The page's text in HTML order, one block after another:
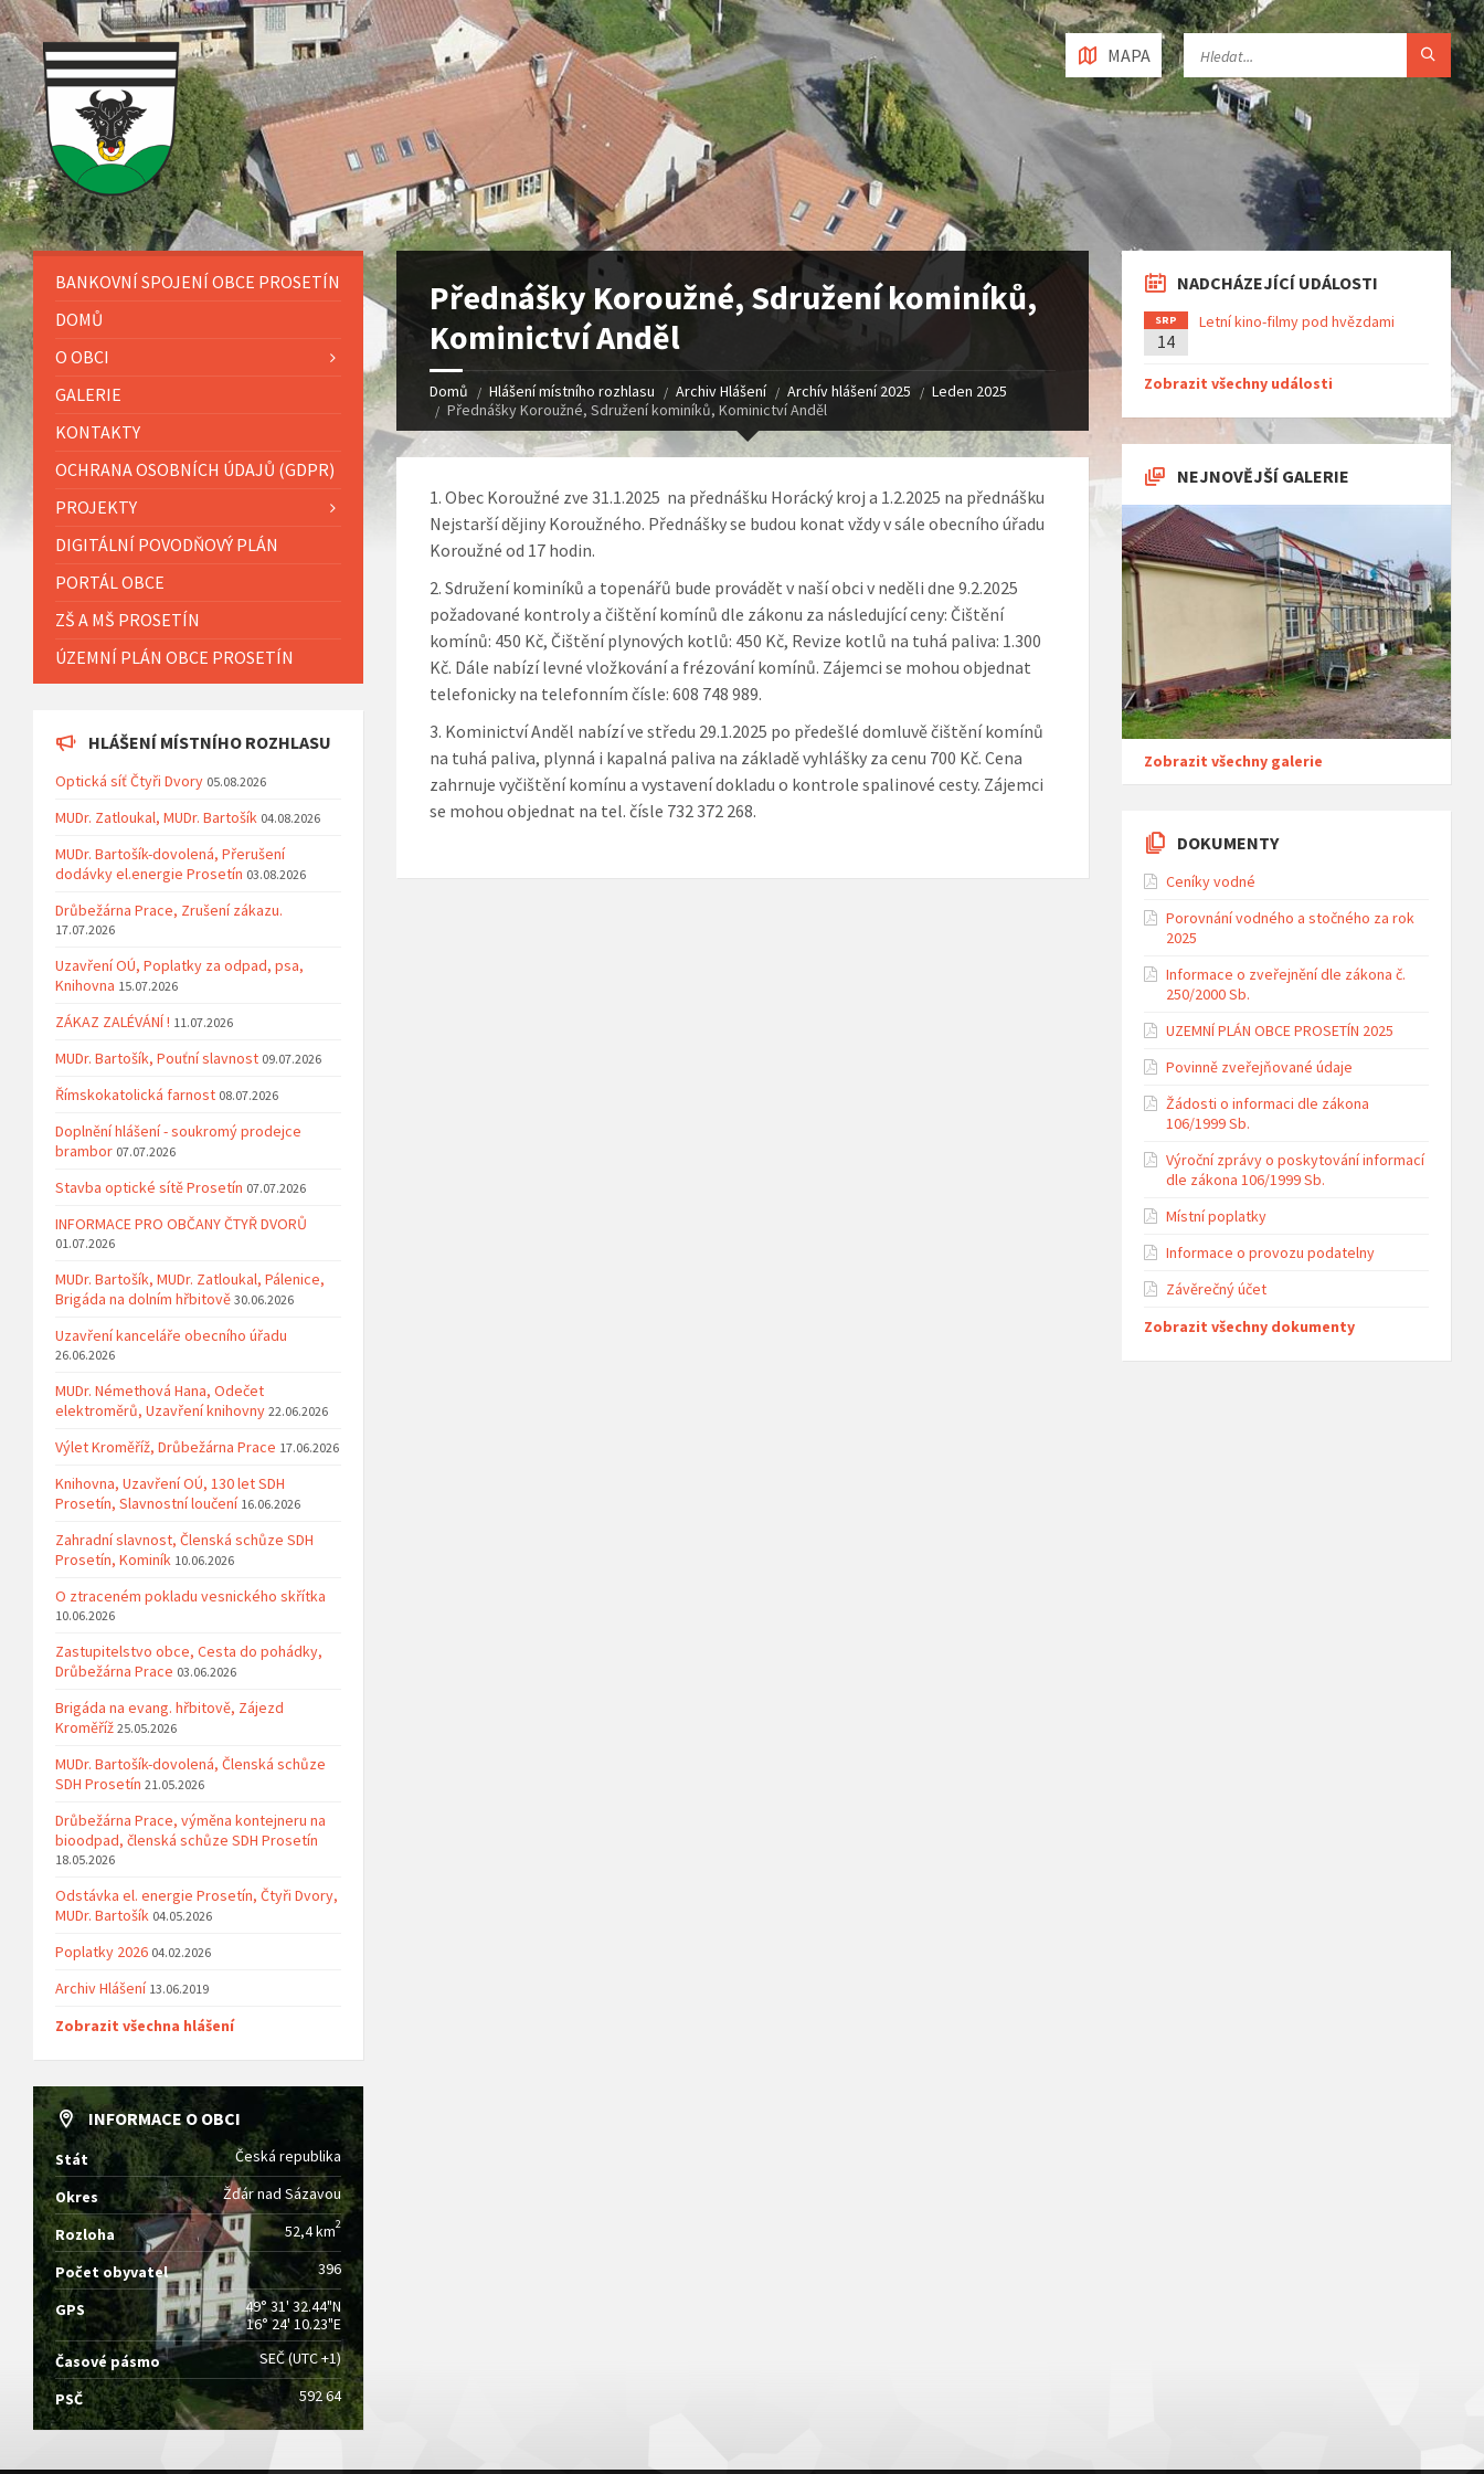
MAPA
Přednášky Koroužné, Sdružení kominíků,
Kominictví Anděl
Domů Hlášení místního rozhlasu Archiv Hlášení Archív hlášení 2025
Leden 2025
Přednášky Koroužné, Sdružení kominíků, Kominictví Anděl
Obec Koroužné zve 31.1.2025 na přednášku Horácký kroj a 1.2.2025 na přednášku
Nejstarší dějiny Koroužného. Přednášky se budou konat vždy v sále obecního úřadu
Koroužné od 17 hodin.
Sdružení kominíků a topenářů bude provádět v naší obci v neděli dne 9.2.2025
požadované kontroly a čištění komínů dle zákonu za následující ceny: Čištění
komínů: 450 Kč, Čištění plynových kotlů: 450 Kč, Revize kotlů na tuhá paliva: 1.300
Kč. Dále nabízí levné vložkování a frézování komínů. Zájemci se mohou objednat
telefonicky na telefonním čísle: 608 748 989.
Kominictví Anděl nabízí ve středu 29.1.2025 po předešlé domluvě čištění komínů
na tuhá paliva, plynná i kapalná paliva na základě vyhlášky za cenu 700 Kč. Cena
zahrnuje vyčištění komínu a vystavení dokladu o kontrole spalinové cesty. Zájemci
se mohou objednat na tel. čísle 732 372 268.
BANKOVNÍ SPOJENÍ OBCE PROSETÍN
DOMŮ
O OBCI
GALERIE
KONTAKTY
OCHRANA OSOBNÍCH ÚDAJŮ (GDPR)
PROJEKTY
DIGITÁLNÍ POVODŇOVÝ PLÁN
PORTÁL OBCE
ZŠ A MŠ PROSETÍN
ÚZEMNÍ PLÁN OBCE PROSETÍN
HLÁŠENÍ MÍSTNÍHO ROZHLASU
Optická síť Čtyři Dvory 05.08.2026
MUDr. Zatloukal, MUDr. Bartošík 04.08.2026
MUDr. Bartošík-dovolená, Přerušení
dodávky el.energie Prosetín 03.08.2026
Drůbežárna Prace, Zrušení zákazu.
17.07.2026
Uzavření OÚ, Poplatky za odpad, psa,
Knihovna 15.07.2026
ZÁKAZ ZALÉVÁNÍ ! 11.07.2026
MUDr. Bartošík, Pouťní slavnost 09.07.2026
Římskokatolická farnost 08.07.2026
Doplnění hlášení - soukromý prodejce
brambor 07.07.2026
Stavba optické sítě Prosetín 07.07.2026
INFORMACE PRO OBČANY ČTYŘ DVORŮ
01.07.2026
MUDr. Bartošík, MUDr. Zatloukal, Pálenice,
Brigáda na dolním hřbitově 30.06.2026
Uzavření kanceláře obecního úřadu
26.06.2026
MUDr. Némethová Hana, Odečet
elektroměrů, Uzavření knihovny 22.06.2026
Výlet Kroměříž, Drůbežárna Prace 17.06.2026
Knihovna, Uzavření OÚ, 130 let SDH
Prosetín, Slavnostní loučení 16.06.2026
Zahradní slavnost, Členská schůze SDH
Prosetín, Kominík 10.06.2026
O ztraceném pokladu vesnického skřítka
10.06.2026
Zastupitelstvo obce, Cesta do pohádky,
Drůbežárna Prace 03.06.2026
Brigáda na evang. hřbitově, Zájezd
Kroměříž 25.05.2026
MUDr. Bartošík-dovolená, Členská schůze
SDH Prosetín 21.05.2026
Drůbežárna Prace, výměna kontejneru na
bioodpad, členská schůze SDH Prosetín
18.05.2026
Odstávka el. energie Prosetín, Čtyři Dvory,
MUDr. Bartošík 04.05.2026
Poplatky 2026 04.02.2026
Archiv Hlášení 13.06.2019
Zobrazit všechna hlášení
INFORMACE O OBCI
Stát Česká republika
Okres Žďár nad Sázavou
Rozloha 52,4 km2
Počet obyvatel 396
GPS
49° 31' 32.44"N
16° 24' 10.23"E
Časové pásmo
SEČ (UTC +1)
PSČ 592 64
NADCHÁZEJÍCÍ UDÁLOSTI
SRP
14
Letní kino-filmy pod hvězdami
Zobrazit všechny události
NEJNOVĚJŠÍ GALERIE
Zobrazit všechny galerie
DOKUMENTY
Ceníky vodné
Porovnání vodného a stočného za rok
2025
Informace o zveřejnění dle zákona č.
250/2000 Sb.
UZEMNÍ PLÁN OBCE PROSETÍN 2025
Povinně zveřejňované údaje
Žádosti o informaci dle zákona
106/1999 Sb.
Výroční zprávy o poskytování informací
dle zákona 106/1999 Sb.
Místní poplatky
Informace o provozu podatelny
Závěrečný účet
Zobrazit všechny dokumenty